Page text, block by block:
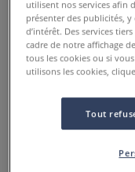
Ces articles
intéresser
utilisent nos services afin
présenter des publicités,
d’intérêt. Des services
cadre de notre affichage
tous les cookies ou si
utilisons les cookies,
Tout